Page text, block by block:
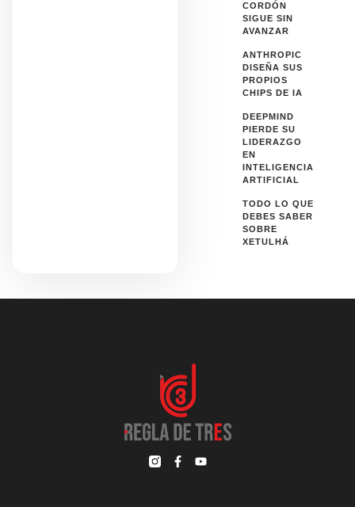
CORDÓN
SIGUE SIN
AVANZAR
ANTHROPIC
DISEÑA SUS
PROPIOS
CHIPS DE IA
DEEPMIND
PIERDE SU
LIDERAZGO
EN
INTELIGENCIA
ARTIFICIAL
TODO LO QUE
DEBES SABER
SOBRE
XETULHÁ